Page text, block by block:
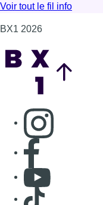
Lire l'article
Voir tout le fil info
BX1 2026
Consulter
Consulter
Consulter
Consulter